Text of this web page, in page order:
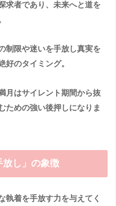
求者であり、未来へと道を
制限や迷いを手放し真実を
好のタイミング。
月はサイレント期間から抜
ための強い後押しになりま
放し」の象徴
執着を手放す力を与えてく